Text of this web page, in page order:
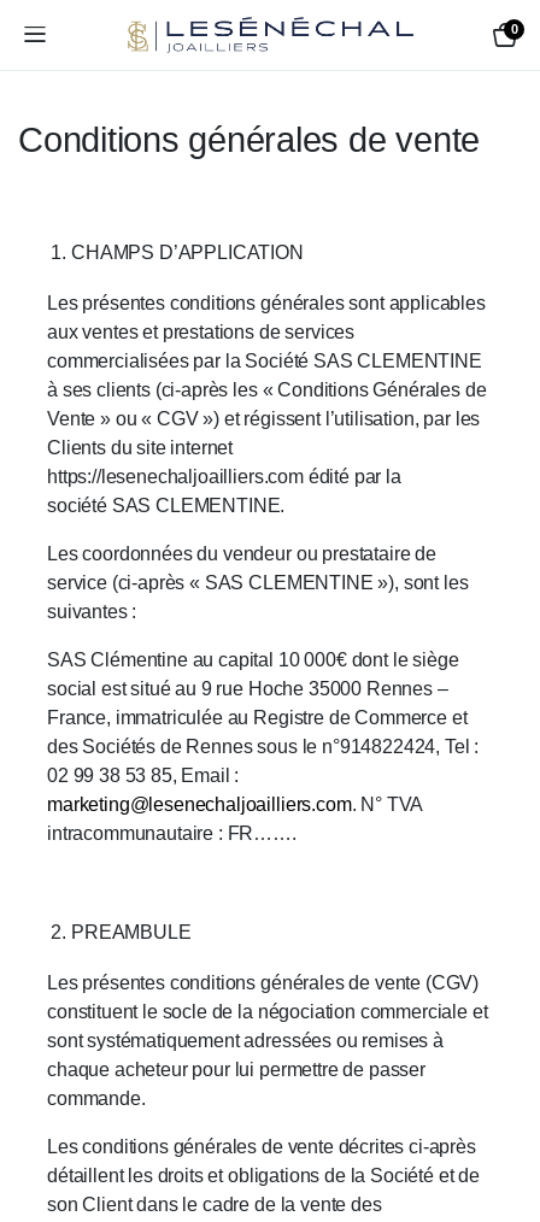
0
Conditions générales de vente
CHAMPS D’APPLICATION
Les présentes conditions générales sont applicables
aux ventes et prestations de services
commercialisées par la Société SAS CLEMENTINE
à ses clients (ci-après les « Conditions Générales de
Vente » ou « CGV ») et régissent l’utilisation, par les
Clients du site internet
https://lesenechaljoailliers.com édité par la
société SAS CLEMENTINE.
Les coordonnées du vendeur ou prestataire de
service (ci-après « SAS CLEMENTINE »), sont les
suivantes :
SAS Clémentine au capital 10 000€ dont le siège
social est situé au 9 rue Hoche 35000 Rennes –
France, immatriculée au Registre de Commerce et
des Sociétés de Rennes sous le n°914822424, Tel :
02 99 38 53 85, Email :
marketing@lesenechaljoailliers.com. N° TVA
intracommunautaire : FR…….
PREAMBULE
Les présentes conditions générales de vente (CGV)
constituent le socle de la négociation commerciale et
sont systématiquement adressées ou remises à
chaque acheteur pour lui permettre de passer
commande.
Les conditions générales de vente décrites ci-après
détaillent les droits et obligations de la Société et de
son Client dans le cadre de la vente des